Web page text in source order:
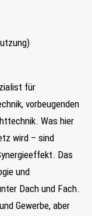
für
vorbeugenden
Was hier
wird – sind
Das
und
Dach und Fach.
Gewerbe, aber